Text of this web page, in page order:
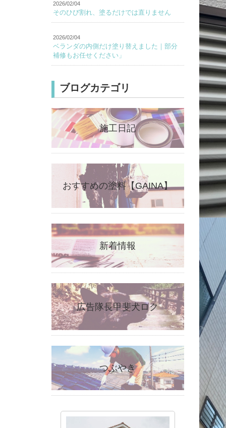
2026/02/04
そのひび割れ、塗るだけでは直りません
2026/02/04
ベランダの内側だけ塗り替えました｜部分
補修もお任せください」
ブログカテゴリ
施工日記
おすすめの塗料【GAINA】
新着情報
広告隊長甲斐犬ロク
つぶやき